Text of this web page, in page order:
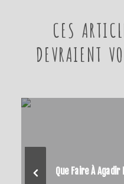
CES
DEVRAIENT
Que Faire À